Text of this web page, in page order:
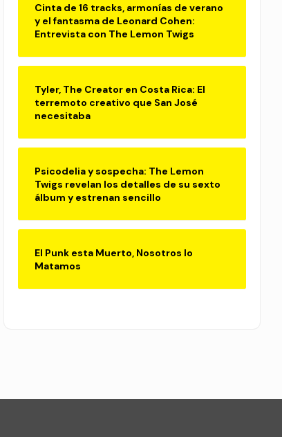
Cinta de 16 tracks, armonías de verano
y el fantasma de Leonard Cohen:
Entrevista con The Lemon Twigs
Tyler, The Creator en Costa Rica: El
terremoto creativo que San José
necesitaba
Psicodelia y sospecha: The Lemon
Twigs revelan los detalles de su sexto
álbum y estrenan sencillo
El Punk esta Muerto, Nosotros lo
Matamos